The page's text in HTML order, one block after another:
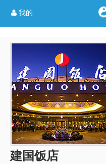
我的
建国饭店